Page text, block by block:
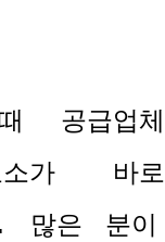
공급업체
가 바로
많은 분이